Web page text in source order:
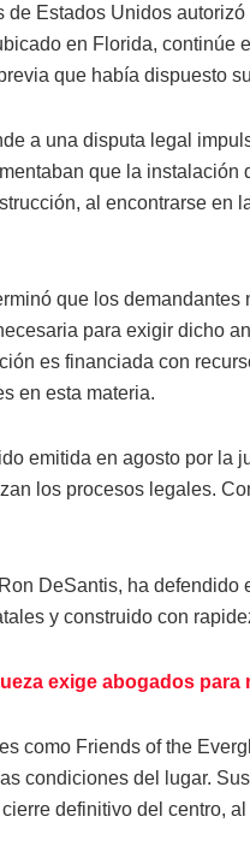
de Estados Unidos
en Florida, continúe
que había dispuesto
a una disputa legal
que la
al encontrarse en
que los
para exigir dicho
es financiada con
en esta materia.
emitida en agosto por la
los procesos legales.
DeSantis, ha
y construido con
exige abogados para
como Friends of the
condiciones del lugar.
definitivo del centro,